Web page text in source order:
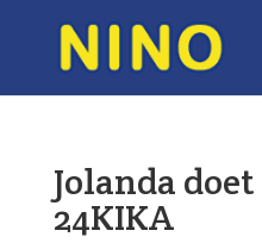
Jolanda
24KIKA